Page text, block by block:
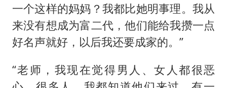
一个这样的妈妈？我都比她明事理。我从
来没有想成为富二代，他们能给我攒一点
好名声就好，以后我还要成家的。”
“老师，我现在觉得男人、女人都很恶